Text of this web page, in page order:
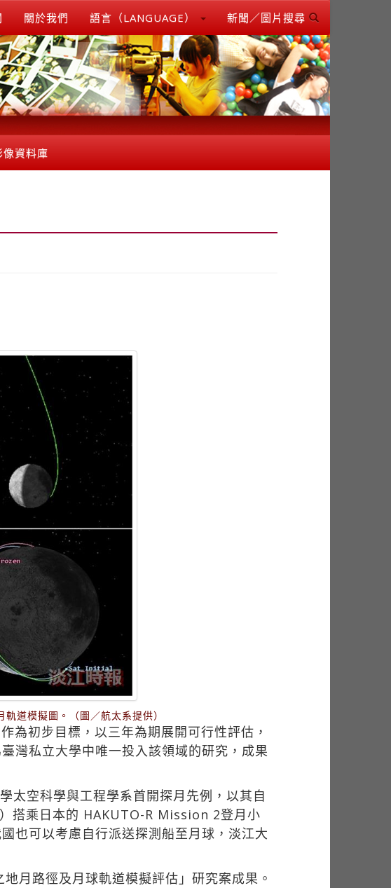
關於我們 語言（LANGUAGE） 新聞／圖片搜尋
像資料庫
道模擬圖。（圖／航太系提供）
為初步目標，以三年為期展開可行性評估，
灣私立大學中唯一投入該領域的研究，成果
太空科學與工程學系首開探月先例，以其自
搭乘日本的 HAKUTO-R Mission 2登月小
也可以考慮自行派送探測船至月球，淡江大
月路徑及月球軌道模擬評估」研究案成果。